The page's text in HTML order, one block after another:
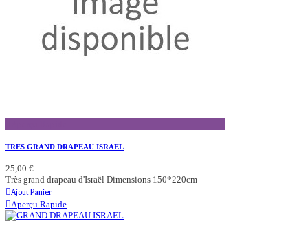
TRES GRAND DRAPEAU ISRAEL
25,00 €
Très grand drapeau d'Israël Dimensions 150*220cm
Ajout Panier
Aperçu Rapide